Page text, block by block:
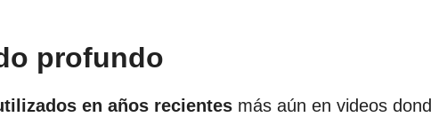
profundo
en años recientes más aún en videos